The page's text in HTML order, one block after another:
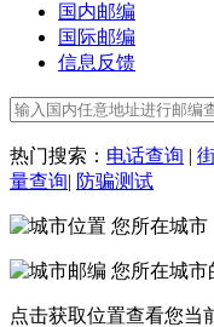
国内邮编
国际邮编
信息反馈
热门搜索： 电话查询 |
量查询| 防骗测试
您所在城市
您所在城市
点击获取位置查看您当